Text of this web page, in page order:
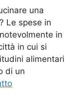
una
Le spese in
in
in cui si
alimentari
di un